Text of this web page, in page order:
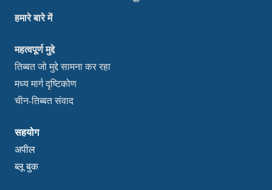
हमारे बारे में
महत्वपूर्ण मुद्दे
तिब्बत जो मुद्दे सामना कर रहा
मध्य मार्ग दृष्टिकोण
चीन-तिब्बत संवाद
सहयोग
अपील
ब्लू बुक